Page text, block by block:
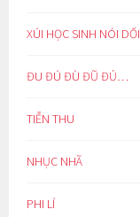
XÚI HỌC SINH NÓI DỐI
ĐU ĐÚ ĐÙ ĐŨ ĐỦ…
TIỄN THU
NHỤC NHÃ
PHI LÍ